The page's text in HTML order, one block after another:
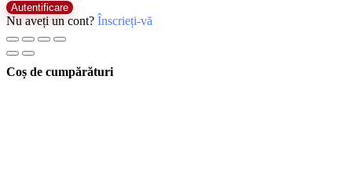
Autentificare
Nu aveți un cont? Înscrieți-vă
Coș de cumpărături